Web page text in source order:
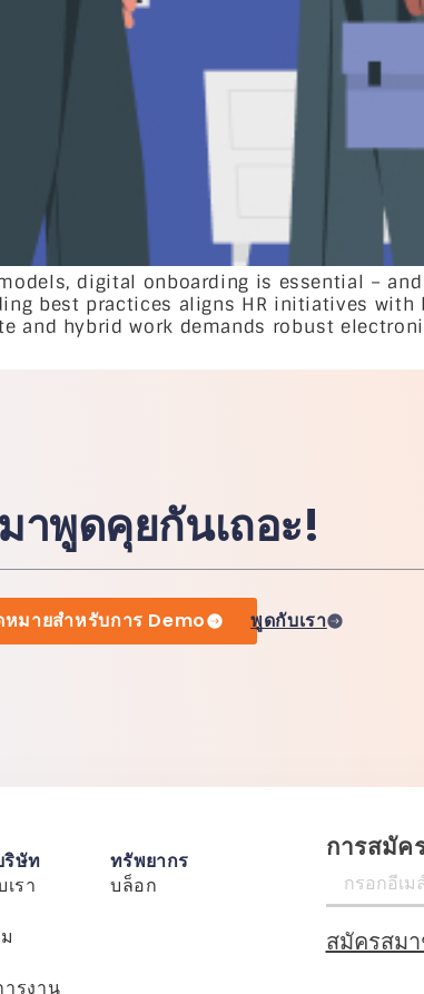
digital onboarding is essential –
best practices aligns HR initiatives
and hybrid work demands robust
มาพูดคุยกันเถอะ!
มายสำหรับการ Demo พูดกับเรา
ริษัท
เรา
รงาน
ทรัพยากร
บล็อก
การสมัค
สมัครสม